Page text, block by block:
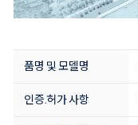
품명 및 모델명
인증.허가 사항